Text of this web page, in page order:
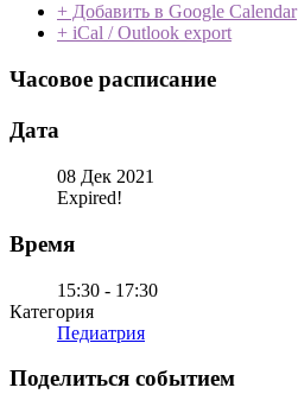
+ Добавить в Google Calendar
+ iCal / Outlook export
Часовое расписание
Дата
08 Дек 2021
Expired!
Время
15:30 - 17:30
Категория
Педиатрия
Поделиться событием